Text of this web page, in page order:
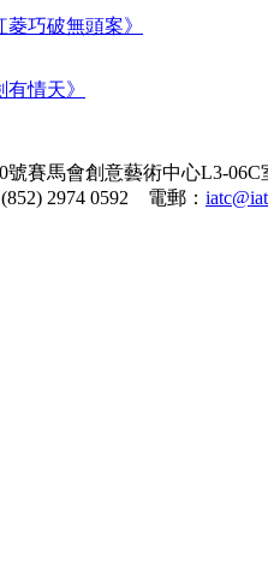
巧破無頭案》
情天》
賽馬會創意藝術中心L3-06C
2974 0592 電郵：